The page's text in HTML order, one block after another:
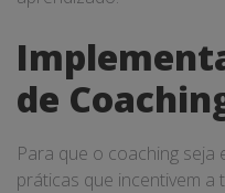
de
Para que o coaching seja
práticas que incentivem a